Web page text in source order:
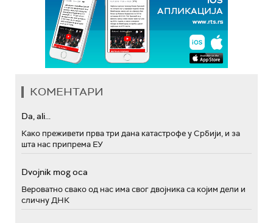
КОМЕНТАРИ
Da, ali...
Како преживети прва три дана катастрофе у Србији, и за
шта нас припрема ЕУ
Dvojnik mog oca
Вероватно свако од нас има свог двојника са којим дели и
сличну ДНК